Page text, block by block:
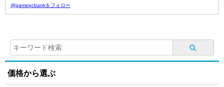
@gamepcbankをフォロー
価格から選ぶ